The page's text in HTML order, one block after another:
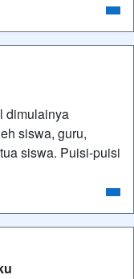
dimulainya
siswa, guru,
siswa. Puisi-puisi